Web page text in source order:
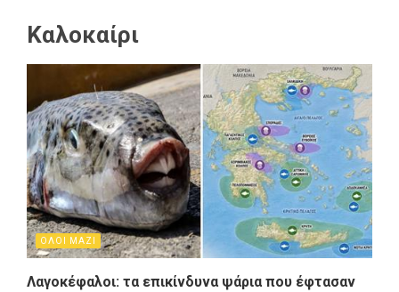
Καλοκαίρι
ΟΛΟΙ ΜΑΖΙ
Λαγοκέφαλοι: τα επικίνδυνα ψάρια που έφτασαν